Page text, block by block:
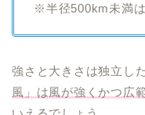
※半径500km未満
強さと大きさは独立し
風」は風が強くかつ広